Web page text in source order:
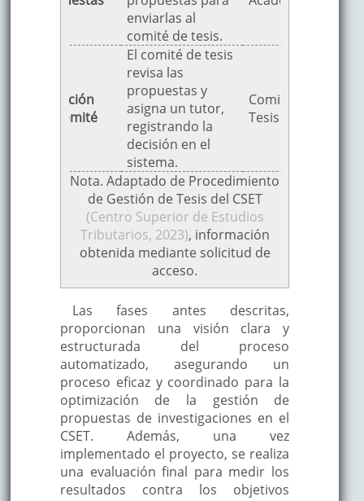
enviarlas al
comité de tesis.
4. Evaluación
por el Comité
El comité de tesis
revisa las
propuestas y
asigna un tutor,
registrando la
decisión en el
sistema.
Comité de
Tesis
5. Notificación
El sistema
notifica
automáticamente
a los
maestrandos y
tutores sobre el
tema aprobado y
la asignación del
tutor.
Sistema
automatizado
6. Elaboración
del Cronograma
El tutor agrega el
cronograma
detallado de la
tesis en el
sistema.
Tutor
7. Defensa de
El resultado de la
defensa se
registra en el
sistema,
Nota. Adaptado de Procedimiento
de Gestión de Tesis del CSET
(Centro Superior de Estudios
Tributarios, 2023), información
obtenida mediante solicitud de
acceso.
Las fases antes descritas,
proporcionan una visión clara y
estructurada del proceso
automatizado, asegurando un
proceso eficaz y coordinado para la
optimización de la gestión de
propuestas de investigaciones en el
CSET. Además, una vez
implementado el proyecto, se realiza
una evaluación final para medir los
resultados contra los objetivos